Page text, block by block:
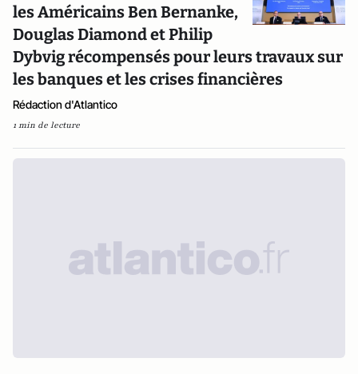
les Américains Ben Bernanke,
Douglas Diamond et Philip
Dybvig récompensés pour leurs travaux sur
les banques et les crises financières
Rédaction d'Atlantico
1 min de lecture